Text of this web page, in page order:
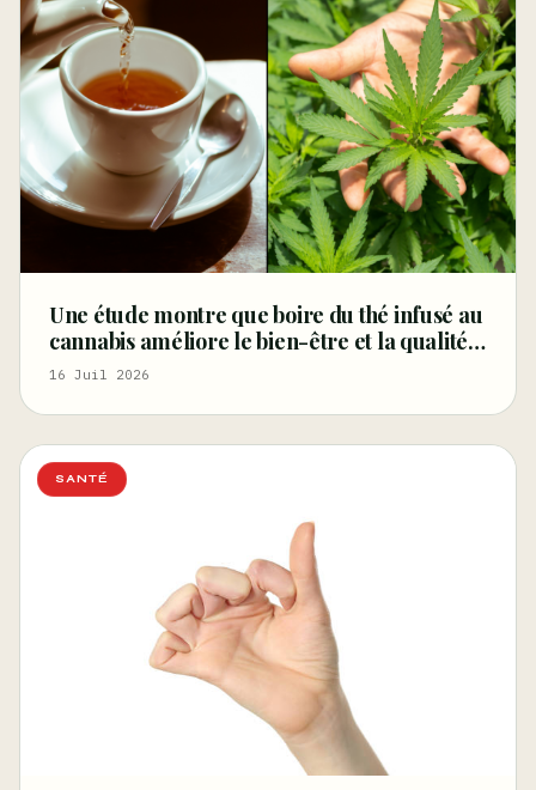
Une étude montre que boire du thé infusé au
cannabis améliore le bien-être et la qualité
du sommeil – Marijuana Moment
16 Juil 2026
SANTÉ